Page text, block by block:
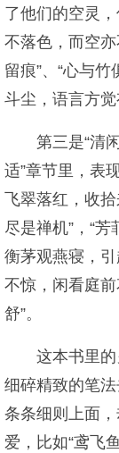
了他们的空灵
不落色，而空
留痕”、“心与
斗尘，语言方觉
第三是“清
适”章节里，表
飞翠落红，收
尽是禅机”，“
衡茅观燕寝，
不惊，闲看庭
舒”。
这本书里
细碎精致的笔
条条细则上面
爱，比如“鸢飞